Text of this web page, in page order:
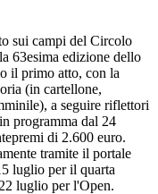
sui campi del Circolo
63esima edizione dello
il primo atto, con la
(in cartellone,
a seguire riflettori
programma dal 24
di 2.600 euro.
tramite il portale
luglio per il quarta
luglio per l'Open.